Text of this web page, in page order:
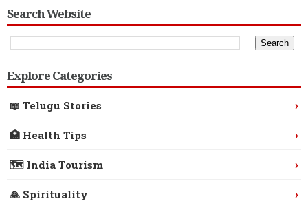
Search Website
Explore Categories
📖 Telugu Stories ›
🏥 Health Tips ›
🗺️ India Tourism ›
🙏 Spirituality ›